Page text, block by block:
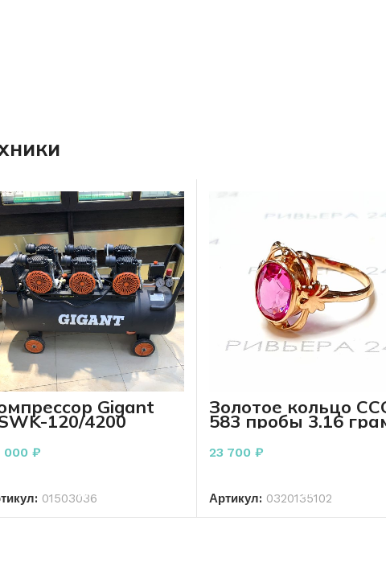
Gigant
120/4200
000 ₽
01503036
Золотое кольцо
583 пробы 3.16
23 700₽
Артикул: 0320135102